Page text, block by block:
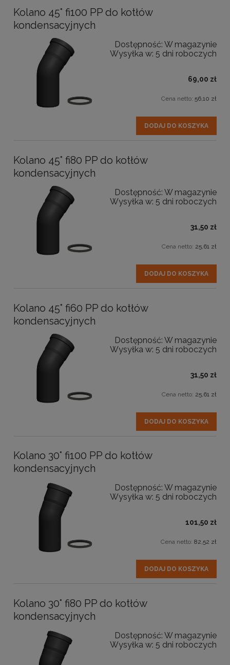
Kolano 45° fi100 PP do kotłów
kondensacyjnych
Dostępność: W magazynie
Wysyłka w: 5 dni roboczych
69,00 zł
Cena netto: 56,10 zł
DODAJ DO KOSZYKA
Kolano 45° fi80 PP do kotłów
kondensacyjnych
Dostępność: W magazynie
Wysyłka w: 5 dni roboczych
31,50 zł
Cena netto: 25,61 zł
DODAJ DO KOSZYKA
Kolano 45° fi60 PP do kotłów
kondensacyjnych
Dostępność: W magazynie
Wysyłka w: 5 dni roboczych
31,50 zł
Cena netto: 25,61 zł
DODAJ DO KOSZYKA
Kolano 30° fi100 PP do kotłów
kondensacyjnych
Dostępność: W magazynie
Wysyłka w: 5 dni roboczych
101,50 zł
Cena netto: 82,52 zł
DODAJ DO KOSZYKA
Kolano 30° fi80 PP do kotłów
kondensacyjnych
Dostępność: W magazynie
Wysyłka w: 5 dni roboczych